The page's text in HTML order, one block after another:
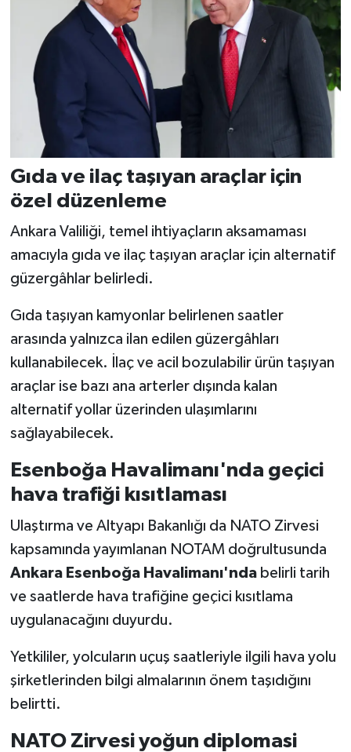
Gıda ve ilaç taşıyan araçlar için
özel düzenleme
Ankara Valiliği, temel ihtiyaçların aksamaması
amacıyla gıda ve ilaç taşıyan araçlar için alternatif
güzergâhlar belirledi.
Gıda taşıyan kamyonlar belirlenen saatler
arasında yalnızca ilan edilen güzergâhları
kullanabilecek. İlaç ve acil bozulabilir ürün taşıyan
araçlar ise bazı ana arterler dışında kalan
alternatif yollar üzerinden ulaşımlarını
sağlayabilecek.
Esenboğa Havalimanı'nda geçici
hava trafiği kısıtlaması
Ulaştırma ve Altyapı Bakanlığı da NATO Zirvesi
kapsamında yayımlanan NOTAM doğrultusunda
Ankara Esenboğa Havalimanı'ndabelirli tarih
ve saatlerde hava trafiğine geçici kısıtlama
uygulanacağını duyurdu.
Yetkililer, yolcuların uçuş saatleriyle ilgili hava yolu
şirketlerinden bilgi almalarının önem taşıdığını
belirtti.
NATO Zirvesi yoğun diplomasi